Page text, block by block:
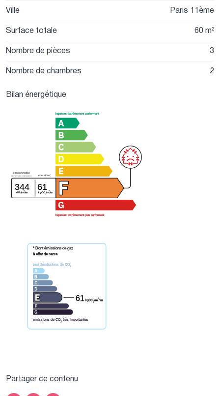
Ville
Paris 11ème
Surface totale
60 m²
Nombre de pièces
3
Nombre de chambres
2
Bilan énergétique
logement extrêmement performant
logement extrêmement peu performant
consommation
(énergie primaire)
344
kWh/m²/an
émissions*
61
kgCO2/m
²
/an
* Dont émissions de gaz
à effet de serre
peu d'émissions de CO2
émissions de CO2très importantes
61kgCO2
/m²/an
Partager ce contenu